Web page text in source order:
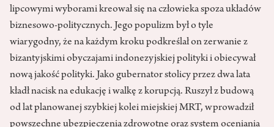
lipcowymi wyborami kreował się na człowieka spoza układów
biznesowo-politycznych. Jego populizm był o tyle
wiarygodny, że na każdym kroku podkreślał on zerwanie z
bizantyjskimi obyczajami indonezyjskiej polityki i obiecywał
nową jakość polityki. Jako gubernator stolicy przez dwa lata
kładł nacisk na edukację i walkę z korupcją. Ruszył z budową
od lat planowanej szybkiej kolei miejskiej MRT, wprowadził
powszechne ubezpieczenia zdrowotne oraz system oceniania